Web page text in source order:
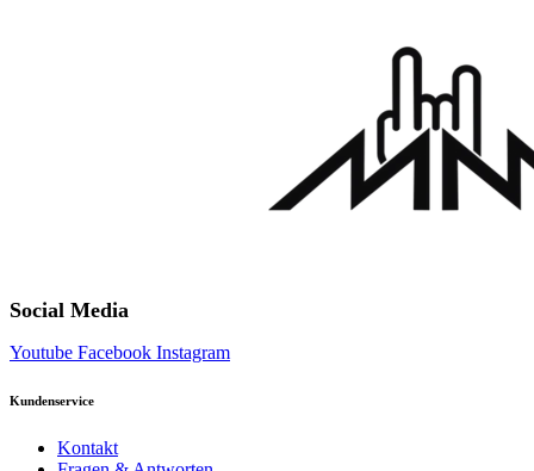
Social Media
Youtube Facebook Instagram
Kundenservice
Kontakt